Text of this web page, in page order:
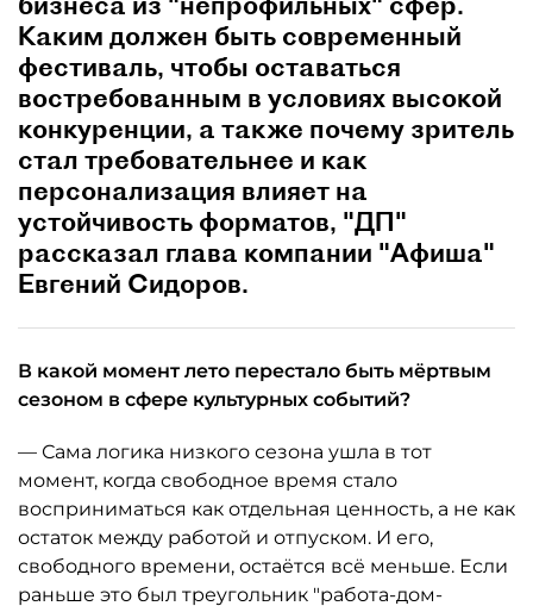
Каким должен быть современный
фестиваль, чтобы оставаться
востребованным в условиях высокой
конкуренции, а также почему зритель
стал требовательнее и как
персонализация влияет на
устойчивость форматов, "ДП"
рассказал глава компании "Афиша"
Евгений Сидоров.
В какой момент лето перестало быть мёртвым
сезоном в сфере культурных событий?
— Сама логика низкого сезона ушла в тот
момент, когда свободное время стало
восприниматься как отдельная ценность, а не как
остаток между работой и отпуском. И его,
свободного времени, остаётся всё меньше. Если
раньше это был треугольник "работа-дом-